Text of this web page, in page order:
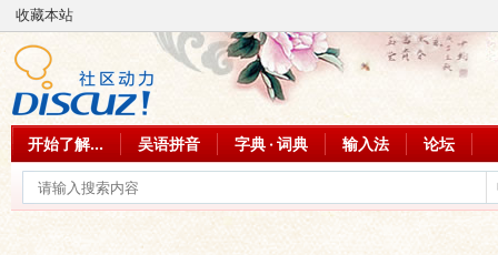
收藏本站
开始了解... 吴语拼音 字典 · 词典 输入法 论坛